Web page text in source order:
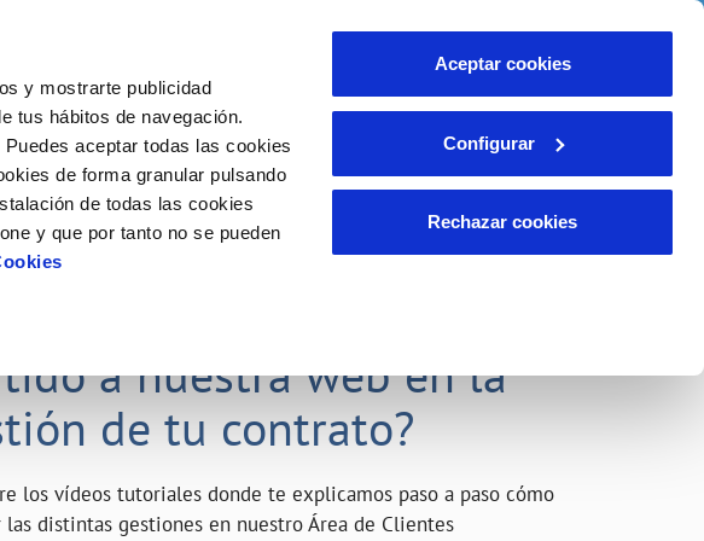
y mostrarte publicidad
tus hábitos de navegación.
aceptar todas las cookies
de forma granular pulsando
de todas las cookies
y que por tanto no se pueden
Aceptar cookies
Configurar
Rechazar cookies
DE DATOS
datos bancarios
datos de domicilio
INCIDENCIAS
Comunica anomalías o posibles
DE SERVICIO
(Defensa del cliente)
AGUA
ahorro
reserva
Nuestros compromisos
a nuestra web en la
de tu contrato?
los vídeos tutoriales donde te explicamos paso a paso cómo
las distintas gestiones en nuestro Área de Clientes